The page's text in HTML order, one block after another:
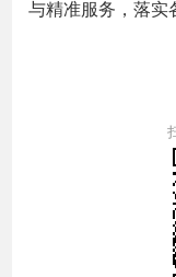
与精准服务，落实